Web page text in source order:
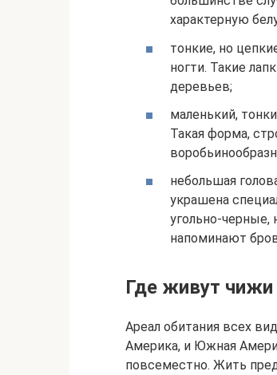
характерную
тонкие, но
ногти. Такие
деревьев;
маленький,
Такая форма,
небольшая
украшена
угольно-
напоминают
Где живут чижи
Ареал обитания всех
Америка, и Южная
повсеместно. Жить